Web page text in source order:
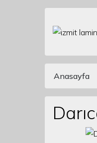
Skip to
Main
Anasayfa